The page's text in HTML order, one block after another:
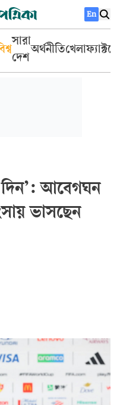
En
সারা
দেশ
অর্থনীতিখেলা
দিন’: আবেগঘন
ভাসছেন